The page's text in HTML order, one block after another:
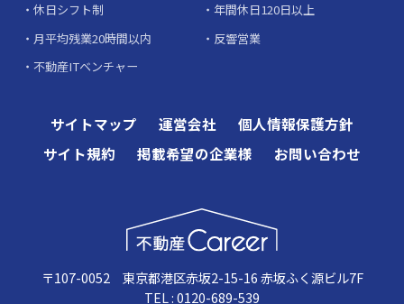
休日シフト制
年間休日120日以上
月平均残業20時間以内
反響営業
不動産ITベンチャー
サイトマップ 運営会社
個人情報保護方針
サイト規約
掲載希望の企業様 お問い合わせ
〒107-0052 東京都港区赤坂2-15-16 赤坂ふく源ビル7F
TEL : 0120-689-539